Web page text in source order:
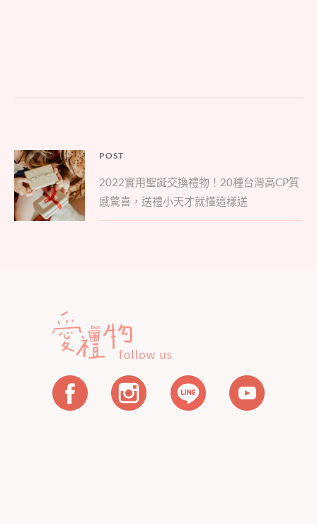
文
章
導
覽
POST
Parent
post:
2022實用聖誕交換禮物！20種台灣高CP質
感驚喜，送禮小天才就懂這樣送